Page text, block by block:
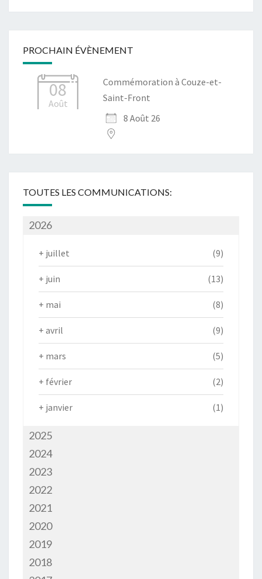
PROCHAIN ÉVÈNEMENT
08
Août
Commémoration à Couze-et-
Saint-Front
8 Août 26
TOUTES LES COMMUNICATIONS:
2026
+ juillet (9)
+ juin (13)
+ mai (8)
+ avril (9)
+ mars (5)
+ février (2)
+ janvier (1)
2025
2024
2023
2022
2021
2020
2019
2018